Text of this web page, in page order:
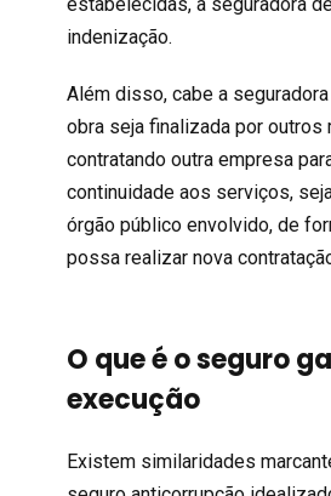
indenização.
Além disso, cabe a
obra seja finalizada por outros
contratando outra empresa
continuidade aos serviços,
órgão público envolvido, de
possa realizar nova
O que é o seguro
execução
Existem similaridades